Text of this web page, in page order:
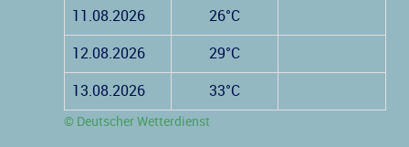
11.08.2026 26°C
12.08.2026 29°C
13.08.2026 33°C
© Deutscher Wetterdienst